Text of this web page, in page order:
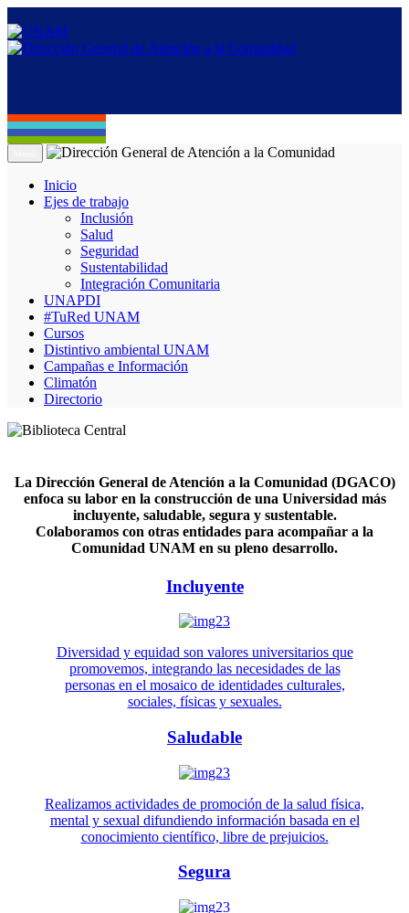
Inicio
Ejes de trabajo
Inclusión
Salud
Seguridad
Sustentabilidad
Integración Comunitaria
UNAPDI
#TuRed UNAM
Cursos
Distintivo ambiental UNAM
Campañas e Información
Climatón
Directorio
La Dirección General de Atención a la Comunidad (DGACO)
enfoca su labor en la construcción de una Universidad más
incluyente, saludable, segura y sustentable.
Colaboramos con otras entidades para acompañar a la
Comunidad UNAM en su pleno desarrollo.
Incluyente
Diversidad y equidad son valores universitarios que
promovemos, integrando las necesidades de las
personas en el mosaico de identidades culturales,
sociales, físicas y sexuales.
Saludable
Realizamos actividades de promoción de la salud física,
mental y sexual difundiendo información basada en el
conocimiento científico, libre de prejuicios.
Segura